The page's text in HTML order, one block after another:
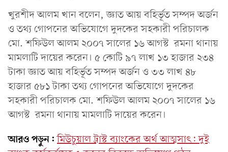
খুরশীদ আলম খান বলেন, জ্ঞাত আয় বহির্ভূত সম্পদ অর্জন
ও তথ্য গোপনের অভিযোগে দুদকের সহকারী পরিচালক
মো. শফিউল আলম ২০০৭ সালের ১৬ আগস্ট রমনা থানায়
মামলাটি দায়ের করেন। ৫ কোটি ৯৭ লাখ ১৩ হাজার ২৩৪
টাকা জ্ঞাত আয় বহির্ভূত সম্পদ অর্জন ও ৩৩ লাখ ৪৮
হাজার ৫৮১ টাকা তথ্য গোপনের অভিযোগে দুদকের
সহকারী পরিচালক মো. শফিউল আলম ২০০৭ সালের ১৬
আগস্ট রমনা থানায় মামলাটি দায়ের করেন।
আরও পড়ুন: মিউচুয়াল ট্রাস্ট ব্যাংকের অর্থ আত্মসাৎ: দুই